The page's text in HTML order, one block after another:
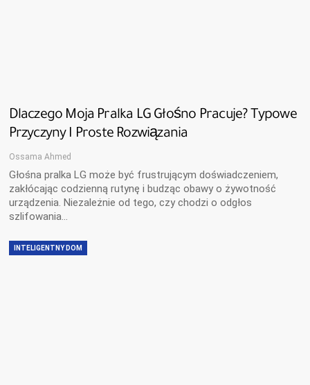
Dlaczego Moja Pralka LG Głośno Pracuje? Typowe
Przyczyny I Proste Rozwiązania
Ossama Ahmed
Głośna pralka LG może być frustrującym doświadczeniem,
zakłócając codzienną rutynę i budząc obawy o żywotność
urządzenia. Niezależnie od tego, czy chodzi o odgłos
szlifowania…
INTELIGENTNY DOM